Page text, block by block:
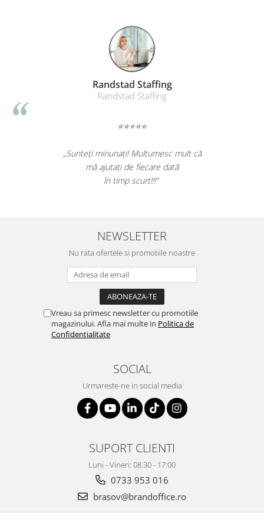
Baterii si acumulatori
Cabluri si conectivitate
Ceasuri smart - Smartwatch
Baterii externe - Powerbanks
Cartuse, tonere, consumabile PC
Standuri PC si suporturi
Suporturi si huse telefoane &
Ergnonomice
Ghilotine și Trimmere
Calculatoare de birou
Distrugatoare documente
Cosuri de gunoi pentru birou
Randstad Staffing
Randstad Staffing
⭐⭐⭐⭐⭐
„Sunteți minunați! Mulțumesc mult că
mă ajutați de fiecare dată
în timp scurt!!!”
NEWSLETTER
Nu rata ofertele si promotiile noastre
Vreau sa primesc newsletter cu promotiile
magazinului. Afla mai multe in Politica de
Confidentialitate
SOCIAL
Urmareste-ne in social media
SUPORT CLIENTI
Luni - Vineri: 08.30 - 17:00
0733 953 016
brasov@brandoffice.ro